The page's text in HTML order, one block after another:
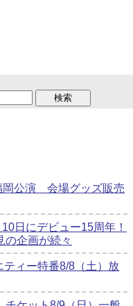
公演 会場グッズ販売
日にデビュー15周年！
の企画が続々
ィー特番8/8（土）放